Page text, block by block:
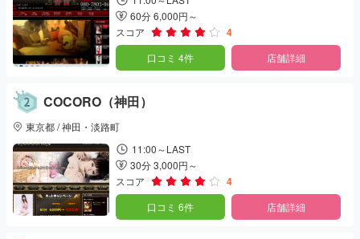
60分 6,000円～
スコア
4
口コミ 4件 店舗詳細
COCORO（神田）
東京都 / 神田・淡路町
11:00～LAST
30分 3,000円～
スコア
4
口コミ 6件 店舗詳細